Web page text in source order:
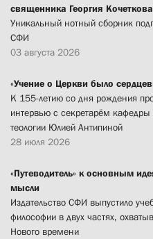
священника Георгия Кочеткова
Уникальный нотный сборник
СФИ
03 августа 2026
«Учение о Церкви было
К 155-летию со дня рождения
интервью с секретарём
теологии Юлией Антипиной
28 июля 2026
«Путеводитель» к основным
мысли
Издательство СФИ выпустило
философии в двух частях,
Нового времени